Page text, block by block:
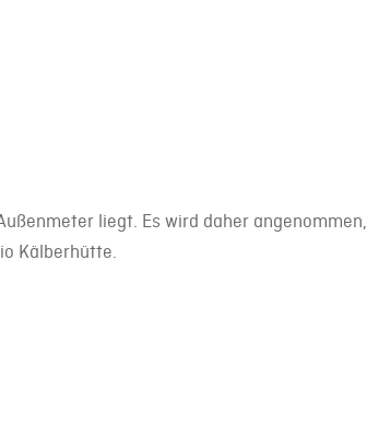
liegt. Es wird daher angenommen,
Kälberhütte.